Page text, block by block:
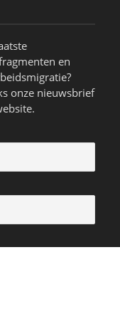
en
onze nieuwsbrief